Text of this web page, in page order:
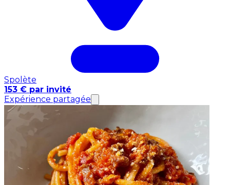
Spolète
153 € par invité
Expérience partagée